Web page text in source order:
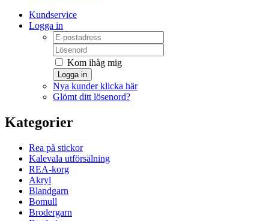
Kundservice
Logga in
Kom ihåg mig
Logga in
Nya kunder klicka här
Glömt ditt lösenord?
Kategorier
Rea på stickor
Kalevala utförsälning
REA-korg
Akryl
Blandgarn
Bomull
Brodergarn